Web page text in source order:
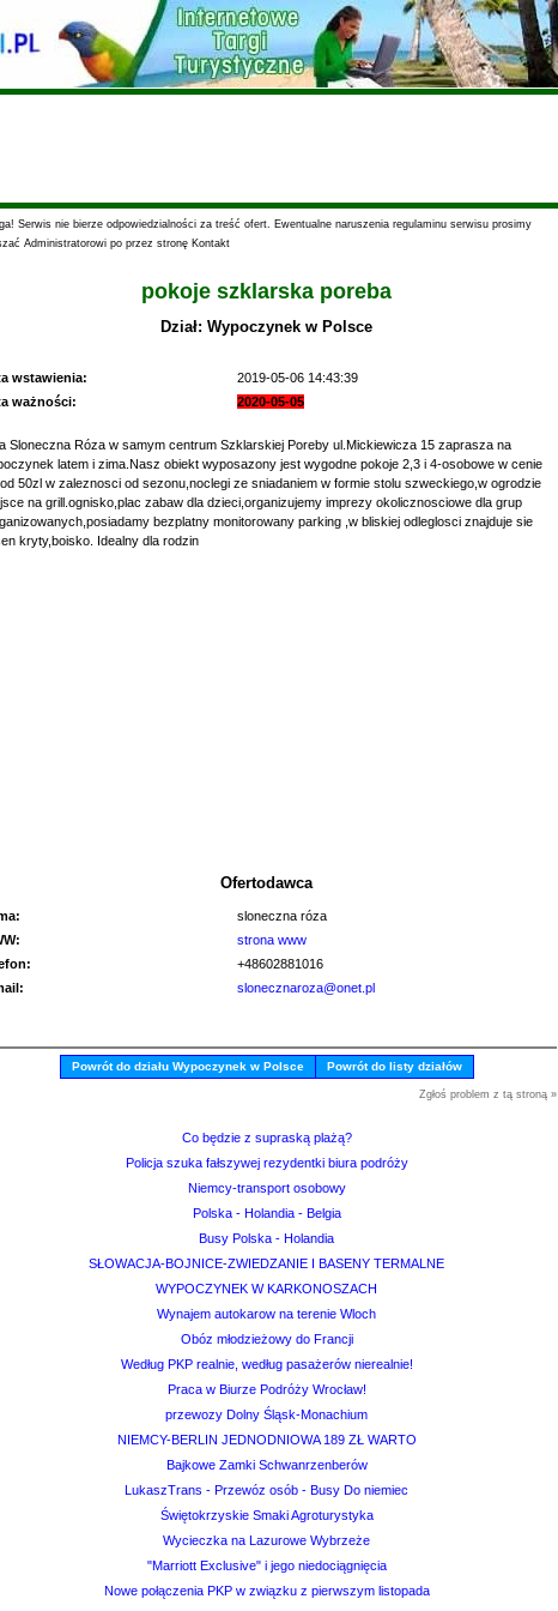
Serwis nie bierze odpowiedzialności za treść ofert. Ewentualne naruszenia regulaminu serwisu prosimy
Administratorowi po przez stronę Kontakt
pokoje szklarska poreba
Dział: Wypoczynek w Polsce
wstawienia:
2019-05-06 14:43:39
ważności:
2020-05-05
Sloneczna Róza w samym centrum Szklarskiej Poreby ul.Mickiewicza 15 zaprasza na
latem i zima.Nasz obiekt wyposazony jest wygodne pokoje 2,3 i 4-osobowe w cenie
50zl w zaleznosci od sezonu,noclegi ze sniadaniem w formie stolu szweckiego,w ogrodzie
na grill.ognisko,plac zabaw dla dzieci,organizujemy imprezy okolicznosciowe dla grup
bezplatny monitorowany parking ,w bliskiej odleglosci znajduje sie
kryty,boisko. Idealny dla rodzin
Ofertodawca
sloneczna róza
strona www
+48602881016
slonecznaroza@onet.pl
Powrót do działu Wypoczynek w Polsce Powrót do listy działów
Zgłoś problem z tą stroną »
Co będzie z supraską plażą?
Policja szuka fałszywej rezydentki biura podróży
Niemcy-transport osobowy
Polska - Holandia - Belgia
Busy Polska - Holandia
SŁOWACJA-BOJNICE-ZWIEDZANIE I BASENY TERMALNE
WYPOCZYNEK W KARKONOSZACH
Wynajem autokarow na terenie Wloch
Obóz młodzieżowy do Francji
Według PKP realnie, według pasażerów nierealnie!
Praca w Biurze Podróży Wrocław!
przewozy Dolny Śląsk-Monachium
NIEMCY-BERLIN JEDNODNIOWA 189 ZŁ WARTO
Bajkowe Zamki Schwanrzenberów
LukaszTrans - Przewóz osób - Busy Do niemiec
Świętokrzyskie Smaki Agroturystyka
Wycieczka na Lazurowe Wybrzeże
"Marriott Exclusive" i jego niedociągnięcia
Nowe połączenia PKP w związku z pierwszym listopada